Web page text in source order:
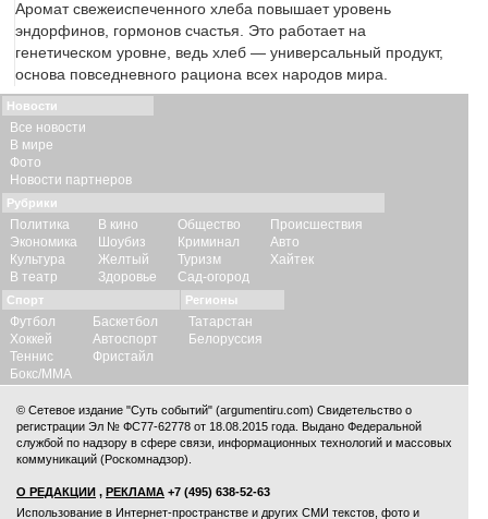
Аромат свежеиспеченного хлеба повышает уровень
эндорфинов, гормонов счастья. Это работает на
генетическом уровне, ведь хлеб — универсальный продукт,
основа повседневного рациона всех народов мира.
Новости
Все новости
В мире
Фото
Новости партнеров
Рубрики
Политика
Экономика
Культура
В театр
В кино
Шоубиз
Желтый
Здоровье
Общество
Криминал
Туризм
Сад-огород
Происшествия
Авто
Хайтек
Спорт
Футбол
Хоккей
Теннис
Бокс/ММА
Баскетбол
Автоспорт
Фристайл
Регионы
Татарстан
Белоруссия
© Сетевое издание "Суть событий" (argumentiru.com) Свидетельство о
регистрации Эл № ФС77-62778 от 18.08.2015 года. Выдано Федеральной
службой по надзору в сфере связи, информационных технологий и массовых
коммуникаций (Роскомнадзор).
О РЕДАКЦИИ , РЕКЛАМА +7 (495) 638-52-63
Использование в Интернет-пространстве и других СМИ текстов, фото и